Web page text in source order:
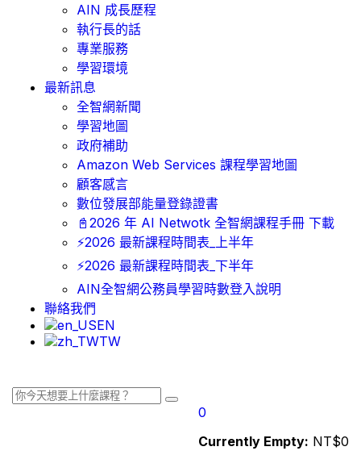
AIN 成長歷程
執行長的話
專業服務
學習環境
最新訊息
全智網新聞
學習地圖
政府補助
Amazon Web Services 課程學習地圖
顧客感言
數位發展部能量登錄證書
📓2026 年 AI Netwotk 全智網課程手冊 下載
⚡2026 最新課程時間表_上半年
⚡2026 最新課程時間表_下半年
AIN全智網公務員學習時數登入說明
聯絡我們
EN
TW
0
Currently Empty: NT$0